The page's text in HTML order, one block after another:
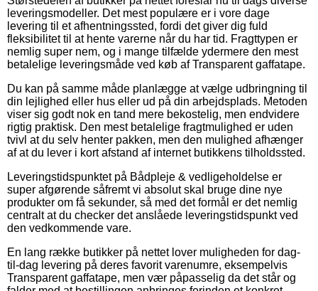
leveringsmodeller. Det mest populære er i vore dage
levering til et afhentningssted, fordi det giver dig fuld
fleksibilitet til at hente varerne når du har tid. Fragttypen er
nemlig super nem, og i mange tilfælde ydermere den mest
betalelige leveringsmåde ved køb af Transparent gaffatape.
Du kan på samme måde planlægge at vælge udbringning til
din lejlighed eller hus eller ud på din arbejdsplads. Metoden
viser sig godt nok en tand mere bekostelig, men endvidere
rigtig praktisk. Den mest betalelige fragtmulighed er uden
tvivl at du selv henter pakken, men den mulighed afhænger
af at du lever i kort afstand af internet butikkens tilholdssted.
Leveringstidspunktet på Bådpleje & vedligeholdelse er
super afgørende såfremt vi absolut skal bruge dine nye
produkter om få sekunder, så med det formål er det nemlig
centralt at du checker det anslåede leveringstidspunkt ved
den vedkommende vare.
En lang række butikker på nettet lover muligheden for dag-
til-dag levering på deres favorit varenumre, eksempelvis
Transparent gaffatape, men vær påpasselig da det står og